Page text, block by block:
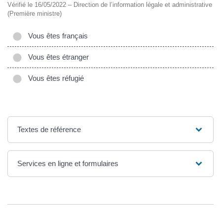
Vérifié le 16/05/2022 – Direction de l’information légale et administrative
(Première ministre)
Vous êtes français
Vous êtes étranger
Vous êtes réfugié
Textes de référence
Services en ligne et formulaires